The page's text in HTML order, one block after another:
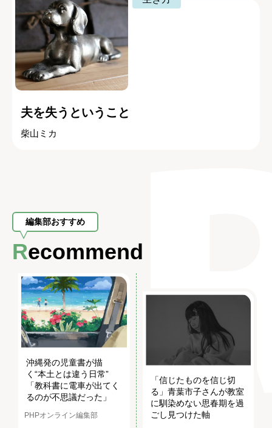
夫を失うということ
柴山ミカ
編集部おすすめ
Recommend
沖縄発の児童書が描
く“本土とは違う日常”
「教科書に電車が出てく
るのが不思議だった」
PHPオンライン編集部
「信じたものを信じ切
る」青葉市子さんが教室
に馴染めない思春期を過
ごし見つけた軸